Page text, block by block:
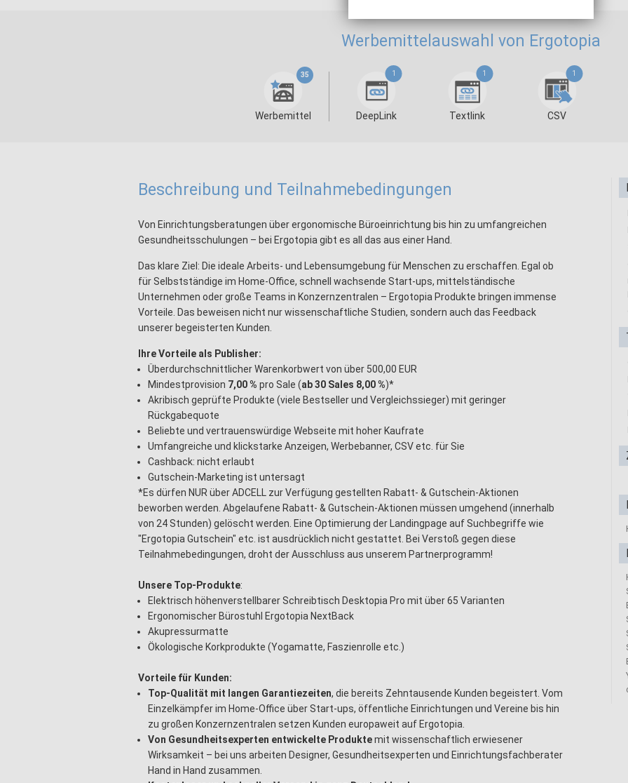
Werbemittelauswahl von Ergotopia
35
Werbemittel
1
DeepLink
1
Textlink
1
CSV
Beschreibung und Teilnahmebedingungen
Von Einrichtungsberatungen über ergonomische Büroeinrichtung bis hin zu umfangreichen
Gesundheitsschulungen – bei Ergotopia gibt es all das aus einer Hand.
Das klare Ziel: Die ideale Arbeits- und Lebensumgebung für Menschen zu erschaffen. Egal ob
für Selbstständige im Home-Office, schnell wachsende Start-ups, mittelständische
Unternehmen oder große Teams in Konzernzentralen – Ergotopia Produkte bringen immense
Vorteile. Das beweisen nicht nur wissenschaftliche Studien, sondern auch das Feedback
unserer begeisterten Kunden.
Ihre Vorteile als Publisher:
Überdurchschnittlicher Warenkorbwert von über 500,00 EUR
Mindestprovision 7,00 % pro Sale (ab 30 Sales 8,00 %)*
Akribisch geprüfte Produkte (viele Bestseller und Vergleichssieger) mit geringer
Rückgabequote
Beliebte und vertrauenswürdige Webseite mit hoher Kaufrate
Umfangreiche und klickstarke Anzeigen, Werbebanner, CSV etc. für Sie
Cashback: nicht erlaubt
Gutschein-Marketing ist untersagt
*Es dürfen NUR über ADCELL zur Verfügung gestellten Rabatt- & Gutschein-Aktionen
beworben werden. Abgelaufene Rabatt- & Gutschein-Aktionen müssen umgehend (innerhalb
von 24 Stunden) gelöscht werden. Eine Optimierung der Landingpage auf Suchbegriffe wie
"Ergotopia Gutschein" etc. ist ausdrücklich nicht gestattet. Bei Verstoß gegen diese
Teilnahmebedingungen, droht der Ausschluss aus unserem Partnerprogramm!
Unsere Top-Produkte:
Elektrisch höhenverstellbarer Schreibtisch Desktopia Pro mit über 65 Varianten
Ergonomischer Bürostuhl Ergotopia NextBack
Akupressurmatte
Ökologische Korkprodukte (Yogamatte, Faszienrolle etc.)
Vorteile für Kunden:
Top-Qualität mit langen Garantiezeiten, die bereits Zehntausende Kunden begeistert. Vom
Einzelkämpfer im Home-Office über Start-ups, öffentliche Einrichtungen und Vereine bis hin
zu großen Konzernzentralen setzen Kunden europaweit auf Ergotopia.
Von Gesundheitsexperten entwickelte Produktemit wissenschaftlich erwiesener
Wirksamkeit – bei uns arbeiten Designer, Gesundheitsexperten und Einrichtungsfachberater
Hand in Hand zusammen.